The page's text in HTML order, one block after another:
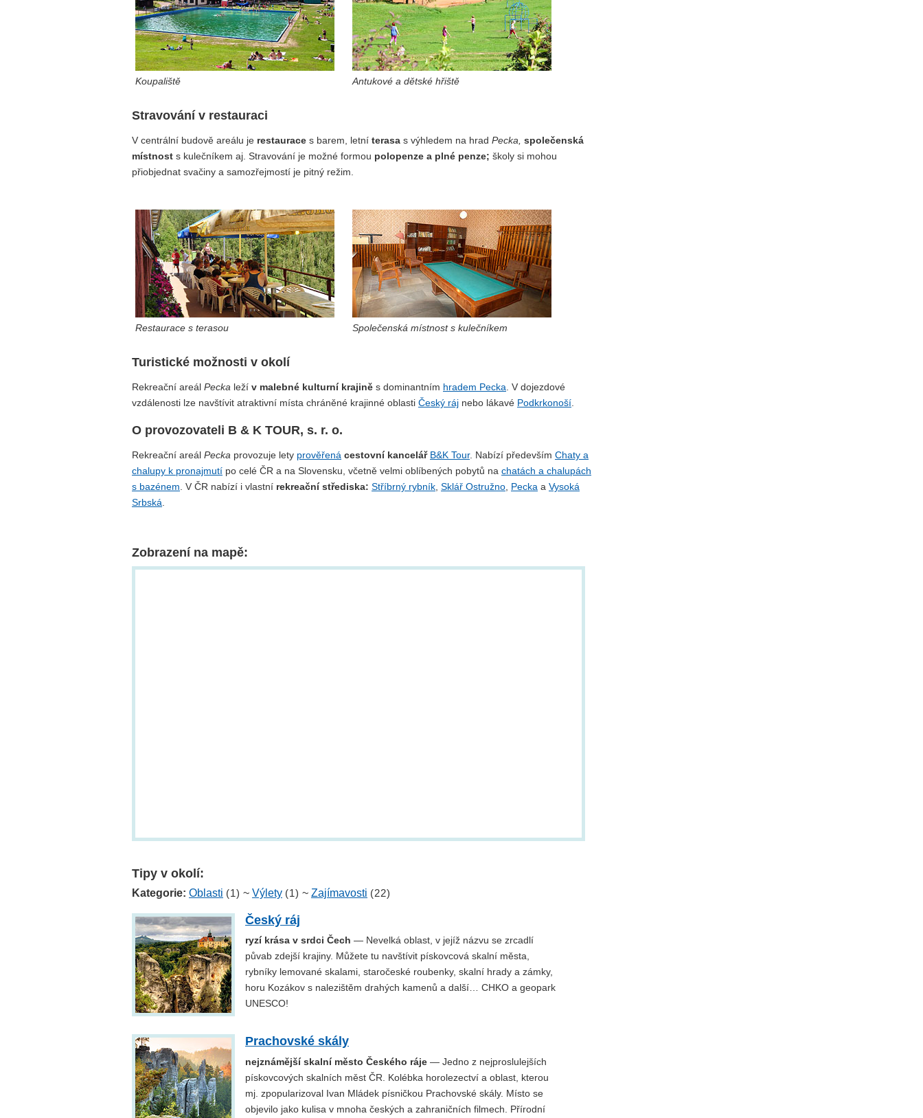
Koupaliště Antukové a dětské hřiště
Stravování v restauraci
V centrální budově areálu je restaurace s barem, letní terasa s výhledem na hrad Pecka, společenská
místnost s kulečníkem aj. Stravování je možné formou polopenze a plné penze; školy si mohou
přiobjednat svačiny a samozřejmostí je pitný režim.
Restaurace s terasou Společenská místnost s kulečníkem
Turistické možnosti v okolí
Rekreační areál Pecka leží v malebné kulturní krajině s dominantním hradem Pecka. V dojezdové
vzdálenosti lze navštívit atraktivní místa chráněné krajinné oblasti Český ráj nebo lákavé Podkrkonoší.
O provozovateli B & K TOUR, s. r. o.
Rekreační areál Pecka provozuje lety prověřená cestovní kancelář B&K Tour. Nabízí především Chaty a
chalupy k pronajmutí po celé ČR a na Slovensku, včetně velmi oblíbených pobytů na chatách a chalupách
s bazénem. V ČR nabízí i vlastní rekreační střediska: Stříbrný rybník, Sklář Ostružno, Pecka a Vysoká
Srbská.
Zobrazení na mapě:
Tipy v okolí:
Kategorie: Oblasti (1) ~ Výlety (1) ~ Zajímavosti (22)
Český ráj
ryzí krása v srdci Čech — Nevelká oblast, v jejíž názvu se zrcadlí
půvab zdejší krajiny. Můžete tu navštívit pískovcová skalní města,
rybníky lemované skalami, staročeské roubenky, skalní hrady a zámky,
horu Kozákov s nalezištěm drahých kamenů a další… CHKO a geopark
UNESCO!
Prachovské skály
nejznámější skalní město Českého ráje — Jedno z nejproslulejších
pískovcových skalních měst ČR. Kolébka horolezectví a oblast, kterou
mj. zpopularizoval Ivan Mládek písničkou Prachovské skály. Místo se
objevilo jako kulisa v mnoha českých a zahraničních filmech. Přírodní